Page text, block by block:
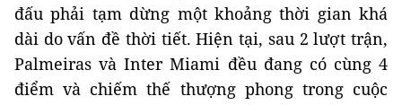
đấu phải tạm dừng một khoảng thời gian khá
dài do vấn đề thời tiết. Hiện tại, sau 2 lượt trận,
Palmeiras và Inter Miami đều đang có cùng 4
điểm và chiếm thế thượng phong trong cuộc